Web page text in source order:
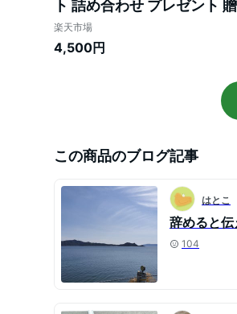
ト 詰め合わせ プレゼント
取り寄せ 法事 おしゃれ 健
楽天市場
4,500円
この商品のブログ記事
はとこ
辞めると伝
104